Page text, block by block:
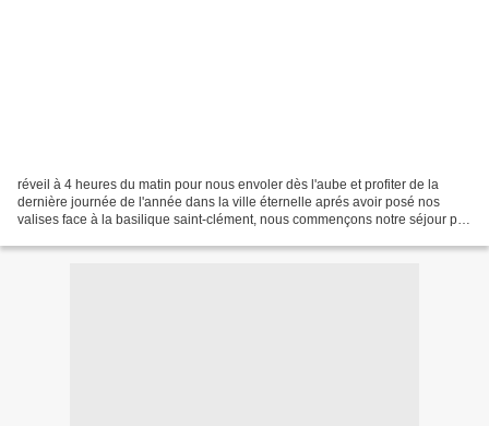
réveil à 4 heures du matin pour nous envoler dès l'aube et profiter de la
dernière journée de l'année dans la ville éternelle aprés avoir posé nos
valises face à la basilique saint-clément, nous commençons notre séjour par